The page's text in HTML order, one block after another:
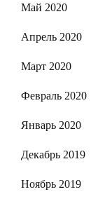
Май 2020
Апрель 2020
Март 2020
Февраль 2020
Январь 2020
Декабрь 2019
Ноябрь 2019